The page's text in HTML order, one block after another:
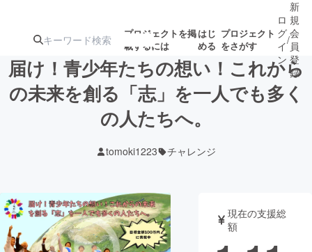
プロジェクトを掲
載するには
はじ
める
プロジェクト
をさがす
注目の新着プロ募集終了が近いプ
テクノロジー・ガジェット
ロ
グ
イ
ン
/
新
規
会
員
登
録
届け！青少年たちの想い！これから
の未来を創る「志」を一人でも多く
の人たちへ。
tomoki1223 チャレンジ
現在の支援総
額